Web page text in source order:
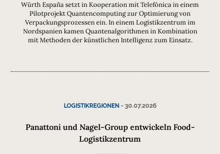
Würth España setzt in Kooperation mit Telefónica in einem
Pilotprojekt Quantencomputing zur Optimierung von
Verpackungsprozessen ein. In einem Logistikzentrum im
Nordspanien kamen Quantenalgorithmen in Kombination
mit Methoden der künstlichen Intelligenz zum Einsatz.
LOGISTIKREGIONEN- 30.07.2026
Panattoni und Nagel-Group entwickeln Food-
Logistikzentrum